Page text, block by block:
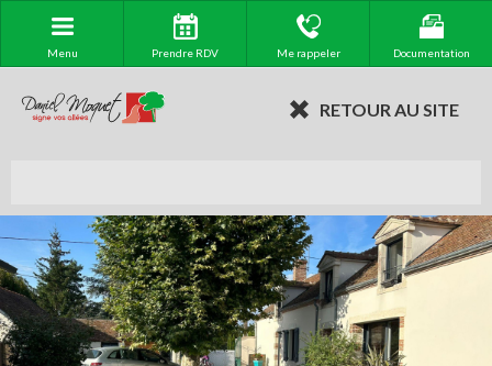
Menu Prendre RDV Me rappeler Documentation
RETOUR AU SITE